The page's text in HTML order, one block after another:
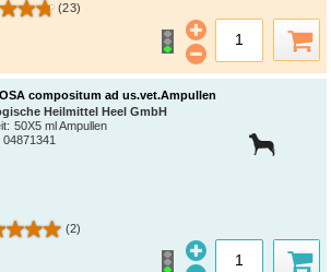
(23)
compositum ad us.vet.Ampullen
Heilmittel Heel GmbH
50X5 ml Ampullen
04871341
(2)